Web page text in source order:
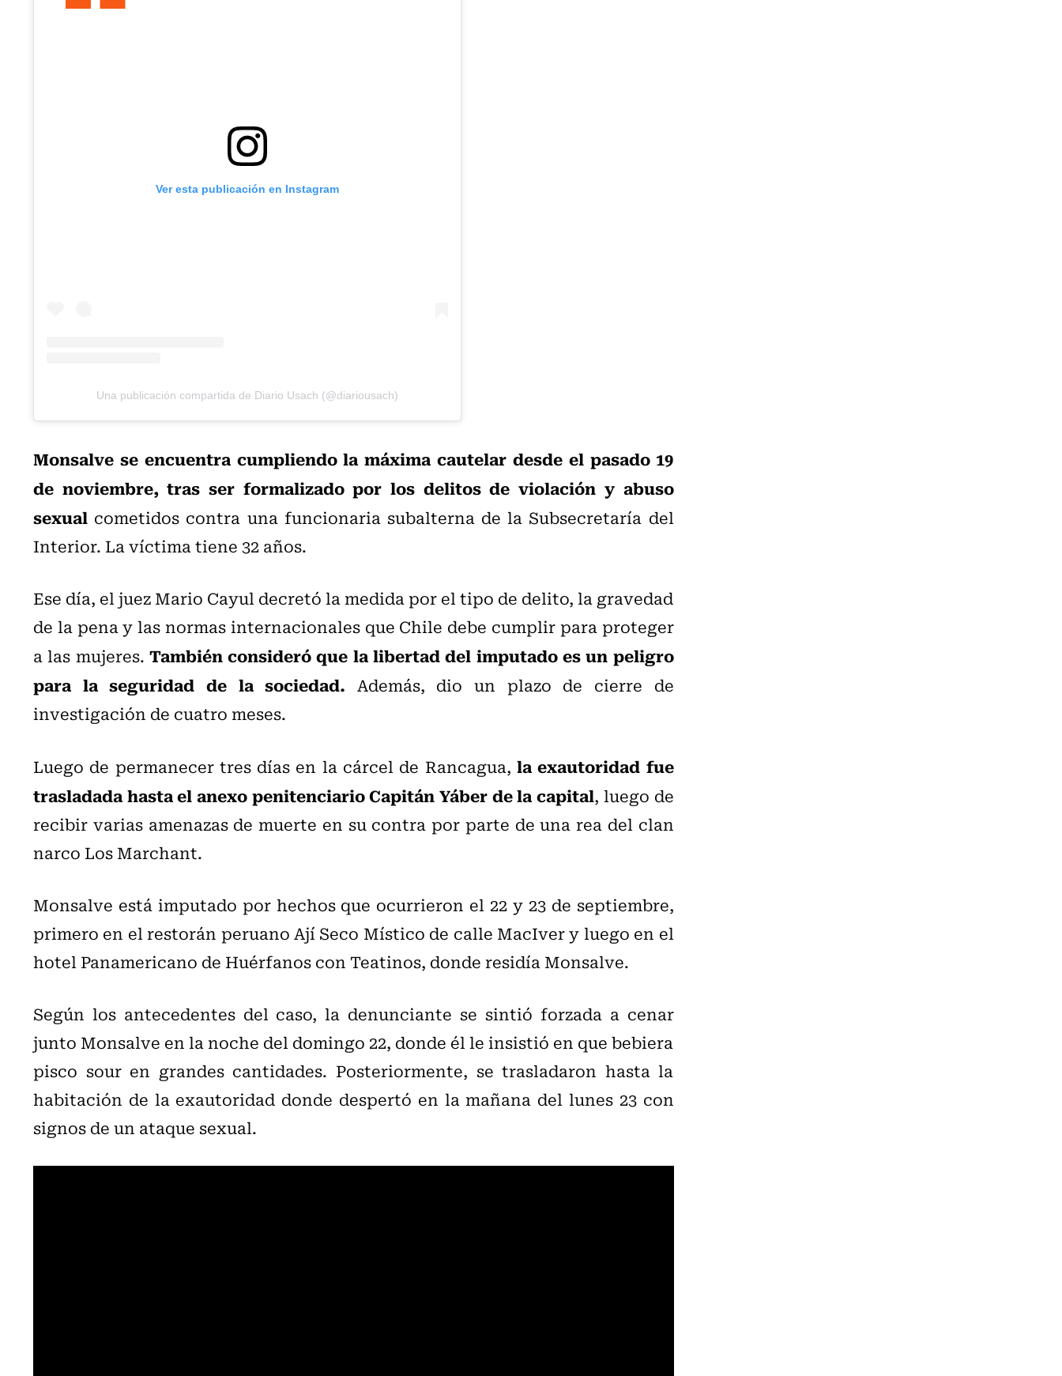
Ver esta publicación en Instagram
Una publicación compartida de Diario Usach (@diariousach)
Monsalve se encuentra cumpliendo la máxima cautelar desde el pasado 19
de noviembre, tras ser formalizado por los delitos de violación y abuso
sexual cometidos contra una funcionaria subalterna de la Subsecretaría del
Interior. La víctima tiene 32 años.
Ese día, el juez Mario Cayul decretó la medida por el tipo de delito, la gravedad
de la pena y las normas internacionales que Chile debe cumplir para proteger
a las mujeres. También consideró que la libertad del imputado es un peligro
para la seguridad de la sociedad. Además, dio un plazo de cierre de
investigación de cuatro meses.
Luego de permanecer tres días en la cárcel de Rancagua, la exautoridad fue
trasladada hasta el anexo penitenciario Capitán Yáber de la capital, luego de
recibir varias amenazas de muerte en su contra por parte de una rea del clan
narco Los Marchant.
Monsalve está imputado por hechos que ocurrieron el 22 y 23 de septiembre,
primero en el restorán peruano Ají Seco Místico de calle MacIver y luego en el
hotel Panamericano de Huérfanos con Teatinos, donde residía Monsalve.
Según los antecedentes del caso, la denunciante se sintió forzada a cenar
junto Monsalve en la noche del domingo 22, donde él le insistió en que bebiera
pisco sour en grandes cantidades. Posteriormente, se trasladaron hasta la
habitación de la exautoridad donde despertó en la mañana del lunes 23 con
signos de un ataque sexual.